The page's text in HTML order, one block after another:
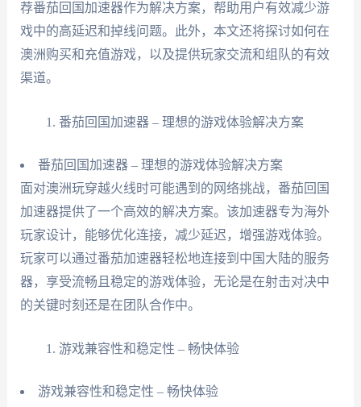
荐番茄回国加速器作为解决方案，帮助用户有效减少游
戏中的高延迟和掉线问题。此外，本文还将探讨如何在
澳洲购买和充值游戏，以及提供玩家交流和组队的有效
渠道。
番茄回国加速器 – 理想的游戏体验解决方案
番茄回国加速器 – 理想的游戏体验解决方案
面对澳洲玩穿越火线时可能遇到的网络挑战，番茄回国
加速器提供了一个高效的解决方案。该加速器专为海外
玩家设计，能够优化连接，减少延迟，增强游戏体验。
玩家可以通过番茄加速器轻松地连接到中国大陆的服务
器，享受流畅且稳定的游戏体验，无论是在射击对决中
的关键时刻还是在团队合作中。
游戏兼容性和稳定性 – 畅快体验
游戏兼容性和稳定性 – 畅快体验